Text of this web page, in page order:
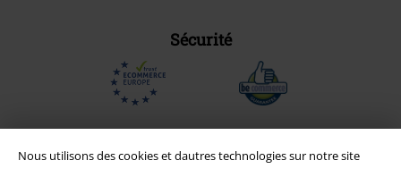
Nous utilisons des cookies et dautres technologies sur notre site
Sécurité